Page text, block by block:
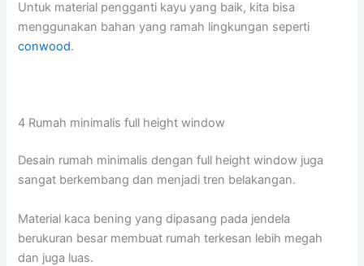
Untuk material pengganti kayu yang baik, kita bisa
menggunakan bahan yang ramah lingkungan seperti
conwood.
4 Rumah minimalis full height window
Desain rumah minimalis dengan full height window juga
sangat berkembang dan menjadi tren belakangan.
Material kaca bening yang dipasang pada jendela
berukuran besar membuat rumah terkesan lebih megah
dan juga luas.